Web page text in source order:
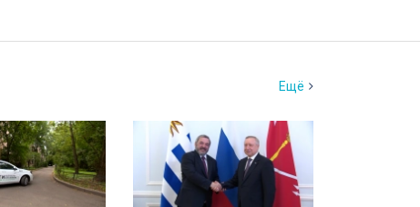
Ещё